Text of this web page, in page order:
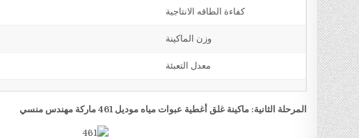
كفاءة الطاقه الانتاجية
وزن الماكينة
معدل التعبئة
المرحلة الثانية: ماكينة غلق أغطية عبوات مياه موديل 461 ماركة مهندس منسي